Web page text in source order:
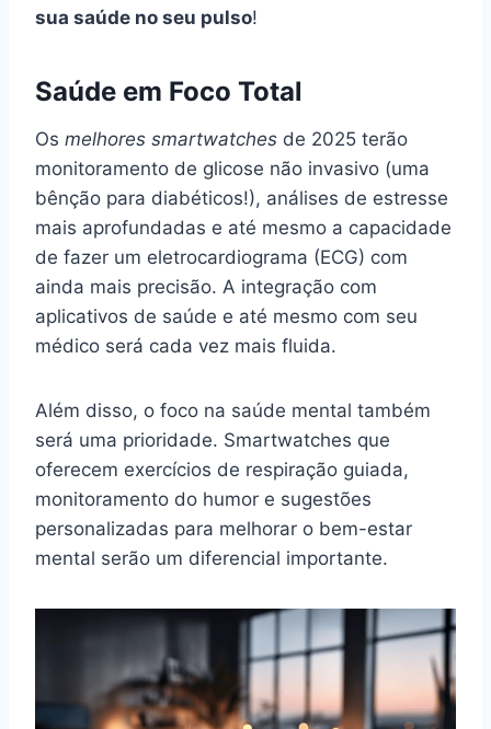
sua saúde no seu pulso!
Saúde em Foco Total
Os melhores smartwatches de 2025 terão
monitoramento de glicose não invasivo (uma
bênção para diabéticos!), análises de estresse
mais aprofundadas e até mesmo a capacidade
de fazer um eletrocardiograma (ECG) com
ainda mais precisão. A integração com
aplicativos de saúde e até mesmo com seu
médico será cada vez mais fluida.
Além disso, o foco na saúde mental também
será uma prioridade. Smartwatches que
oferecem exercícios de respiração guiada,
monitoramento do humor e sugestões
personalizadas para melhorar o bem-estar
mental serão um diferencial importante.